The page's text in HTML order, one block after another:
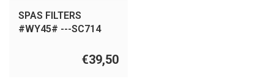
SPAS FILTERS
#WY45# ---SC714
€39,50